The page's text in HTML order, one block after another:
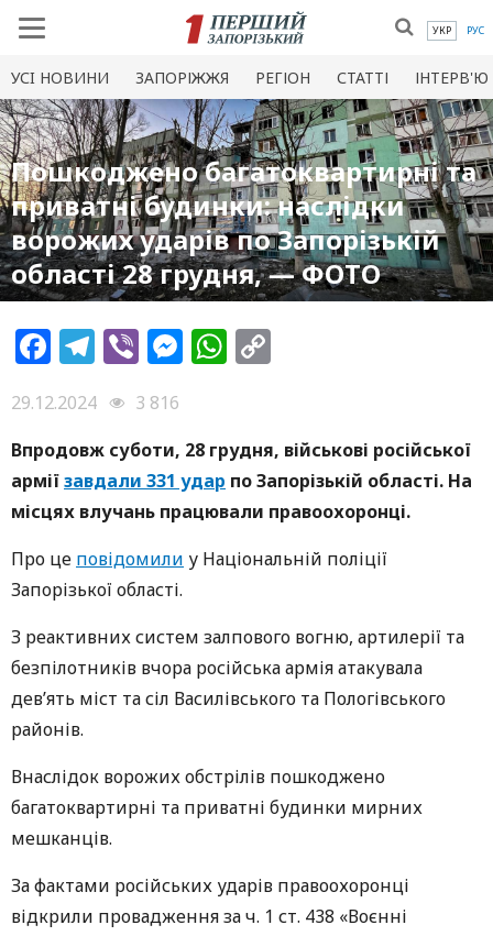
УКР РУС
УСI НОВИНИ ЗАПОРІЖЖЯ РЕГІОН СТАТТІ ІНТЕРВ'Ю
Пошкоджено багатоквартирні та
приватні будинки: наслідки
ворожих ударів по Запорізькій
області 28 грудня, — ФОТО
Facebook
Telegram
ViberMessenger
WhatsApp
29.12.2024
3 816
Впродовж суботи, 28 грудня, військові російської
арміїзавдали 331 удар по Запорізькій області. На
місцях влучань працювали правоохоронці.
Про це повідомили у Національній поліції
Запорізької області.
З реактивних систем залпового вогню, артилерії та
безпілотників вчора російська армія атакувала
дев’ять міст та сіл Василівського та Пологівського
районів.
Внаслідок ворожих обстрілів пошкоджено
багатоквартирні та приватні будинки мирних
мешканців.
За фактами російських ударів правоохоронці
відкрили провадження за ч. 1 ст. 438 «Воєнні